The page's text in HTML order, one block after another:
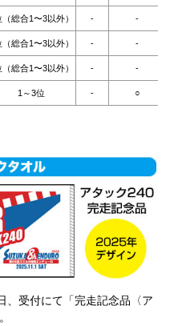
（総合1〜3以外） - -
（総合1〜3以外） - -
（総合1〜3以外） - -
1～3位 - ○
、受付にて「完走記念品〈ア